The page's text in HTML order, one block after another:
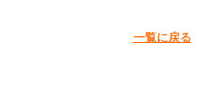
一覧に戻る